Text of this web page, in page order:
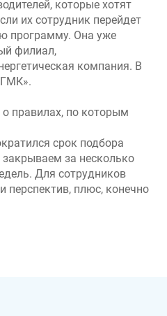
которые хотят
их сотрудник перейдет
программу. Она уже
филиал,
компания. В
ГМК».
правилах, по которым
срок подбора
за несколько
Для сотрудников
перспектив, плюс, конечно